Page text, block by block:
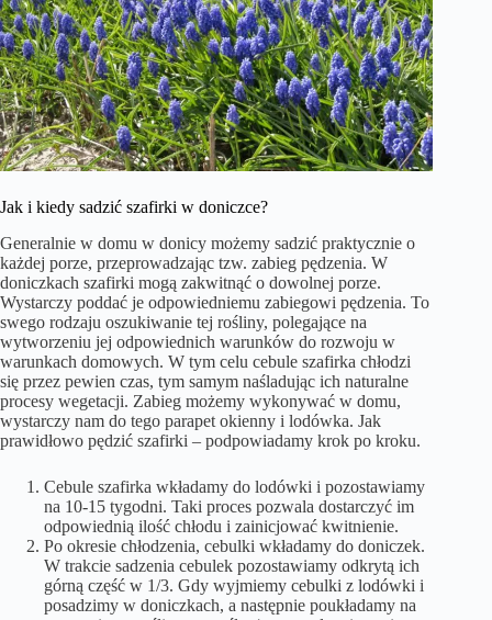
Jak i kiedy sadzić szafirki w doniczce?
Generalnie w domu w donicy możemy sadzić praktycznie o
każdej porze, przeprowadzając tzw. zabieg pędzenia. W
doniczkach szafirki mogą zakwitnąć o dowolnej porze.
Wystarczy poddać je odpowiedniemu zabiegowi pędzenia. To
swego rodzaju oszukiwanie tej rośliny, polegające na
wytworzeniu jej odpowiednich warunków do rozwoju w
warunkach domowych. W tym celu cebule szafirka chłodzi
się przez pewien czas, tym samym naśladując ich naturalne
procesy wegetacji. Zabieg możemy wykonywać w domu,
wystarczy nam do tego parapet okienny i lodówka. Jak
prawidłowo pędzić szafirki – podpowiadamy krok po kroku.
Cebule szafirka wkładamy do lodówki i pozostawiamy
na 10-15 tygodni. Taki proces pozwala dostarczyć im
odpowiednią ilość chłodu i zainicjować kwitnienie.
Po okresie chłodzenia, cebulki wkładamy do doniczek.
W trakcie sadzenia cebulek pozostawiamy odkrytą ich
górną część w 1/3. Gdy wyjmiemy cebulki z lodówki i
posadzimy w doniczkach, a następnie poukładamy na